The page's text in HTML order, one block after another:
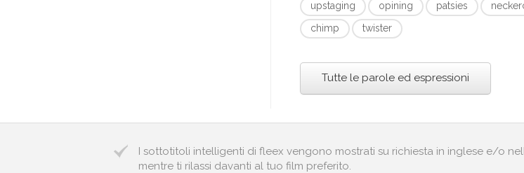
upstaging opining patsies
chimp
twister
Tutte le parole ed espressioni
I sottotitoli intelligenti di fleex vengono mostrati su richiesta in inglese e/o
mentre ti rilassi davanti al tuo film preferito.